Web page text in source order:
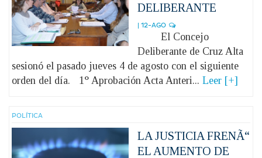
DELIBERANTE
| 12-AGO
El Concejo
Deliberante de Cruz Alta
sesionó el pasado jueves 4 de agosto con el siguiente
orden del día. 1° Aprobación Acta Anteri... Leer [+]
POLÍ­TICA
LA JUSTICIA FRENÃ“
EL AUMENTO DE